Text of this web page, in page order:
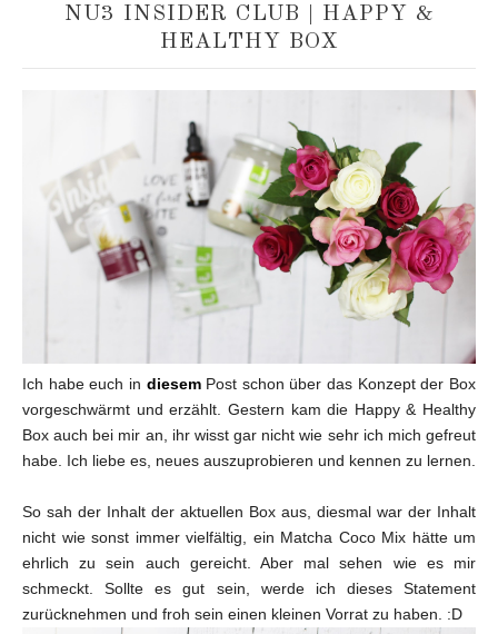
NU3 INSIDER CLUB | HAPPY &
HEALTHY BOX
Ich habe euch in diesemPost schon über das Konzept der Box
vorgeschwärmt und erzählt. Gestern kam die Happy & Healthy
Box auch bei mir an, ihr wisst gar nicht wie sehr ich mich gefreut
habe. Ich liebe es, neues auszuprobieren und kennen zu lernen.
So sah der Inhalt der aktuellen Box aus, diesmal war der Inhalt
nicht wie sonst immer vielfältig, ein Matcha Coco Mix hätte um
ehrlich zu sein auch gereicht. Aber mal sehen wie es mir
schmeckt. Sollte es gut sein, werde ich dieses Statement
zurücknehmen und froh sein einen kleinen Vorrat zu haben. :D